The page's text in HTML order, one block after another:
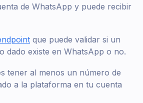
de WhatsApp y puede recibir
que puede validar si un
dado existe en WhatsApp o no.
tener al menos un número de
a la plataforma en tu cuenta